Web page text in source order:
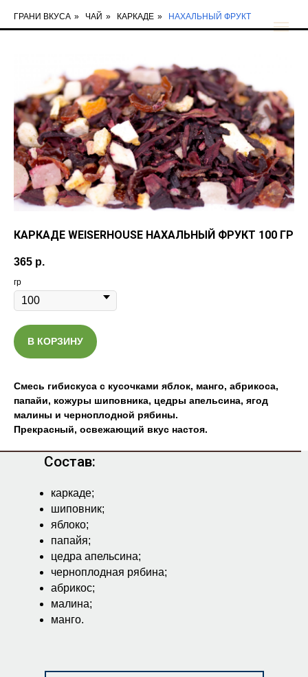
ГРАНИ ВКУСА » ЧАЙ » КАРКАДЕ » НАХАЛЬНЫЙ ФРУКТ
КАРКАДЕ WEISERHOUSE НАХАЛЬНЫЙ ФРУКТ 100 ГР
365 р.
гр
В КОРЗИНУ
Смесь гибискуса с кусочками яблок, манго, абрикоса,
папайи, кожуры шиповника, цедры апельсина, ягод
малины и черноплодной рябины.
Прекрасный, освежающий вкус настоя.
Состав:
каркаде;
шиповник;
яблоко;
папайя;
цедра апельсина;
черноплодная рябина;
абрикос;
малина;
манго.